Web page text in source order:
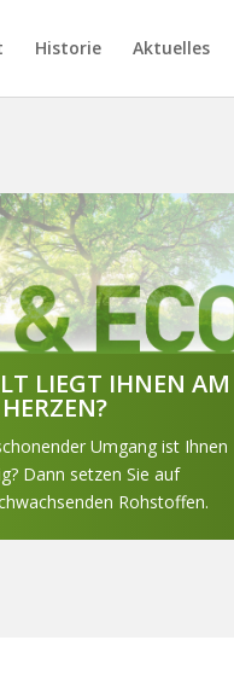
Historie Aktuelles
LIEGT IHNEN AM
HERZEN?
Umgang ist Ihnen
Dann setzen Sie auf
Rohstoffen.